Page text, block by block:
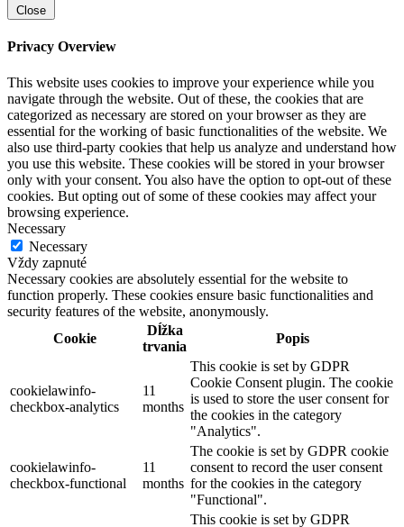
Close
Privacy Overview
This website uses cookies to improve your experience while you
navigate through the website. Out of these, the cookies that are
categorized as necessary are stored on your browser as they are
essential for the working of basic functionalities of the website. We
also use third-party cookies that help us analyze and understand how
you use this website. These cookies will be stored in your browser
only with your consent. You also have the option to opt-out of these
cookies. But opting out of some of these cookies may affect your
browsing experience.
Necessary
Necessary
Vždy zapnuté
Necessary cookies are absolutely essential for the website to
function properly. These cookies ensure basic functionalities and
security features of the website, anonymously.
Cookie
Dĺžka
trvania
Popis
cookielawinfo-
checkbox-analytics
11
months
This cookie is set by GDPR
Cookie Consent plugin. The cookie
is used to store the user consent for
the cookies in the category
"Analytics".
cookielawinfo-
checkbox-functional
11
months
The cookie is set by GDPR cookie
consent to record the user consent
for the cookies in the category
"Functional".
This cookie is set by GDPR